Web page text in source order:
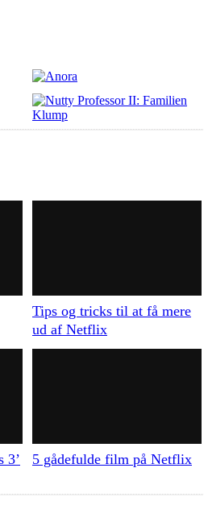
Tips og tricks til at få mere
ud af Netflix
3’
5 gådefulde film på Netflix